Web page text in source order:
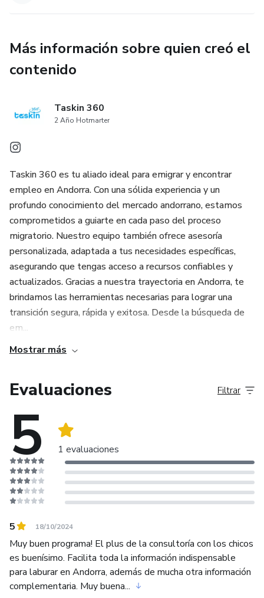
Más información sobre quien creó el
contenido
Taskin 360
2 Año Hotmarter
Taskin 360 es tu aliado ideal para emigrar y encontrar
empleo en Andorra. Con una sólida experiencia y un
profundo conocimiento del mercado andorrano, estamos
comprometidos a guiarte en cada paso del proceso
migratorio. Nuestro equipo también ofrece asesoría
personalizada, adaptada a tus necesidades específicas,
asegurando que tengas acceso a recursos confiables y
actualizados. Gracias a nuestra trayectoria en Andorra, te
brindamos las herramientas necesarias para lograr una
transición segura, rápida y exitosa. Desde la búsqueda de
em...
Mostrar más
Evaluaciones
5 1 evaluaciones
Filtrar
5 18/10/2024
Muy buen programa! El plus de la consultoría con los chicos
es buenísimo. Facilita toda la información indispensable
para laburar en Andorra, además de mucha otra información
complementaria. Muy buena...